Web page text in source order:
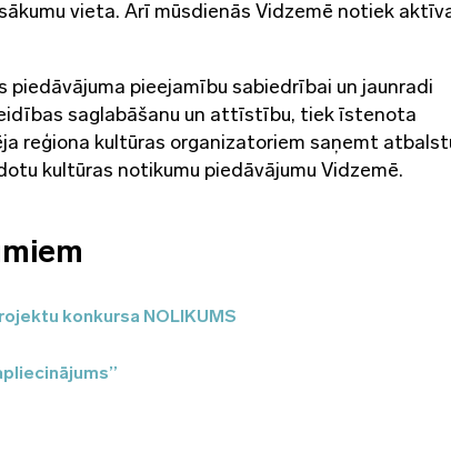
vieta. Arī mūsdienās Vidzemē notiek
pieejamību sabiedrībai un jaunradi
saglabāšanu un attīstību, tiek īstenota
reģiona kultūras organizatoriem saņemt
kultūras notikumu piedāvājumu Vidzemē.
konkursa NOLIKUMS